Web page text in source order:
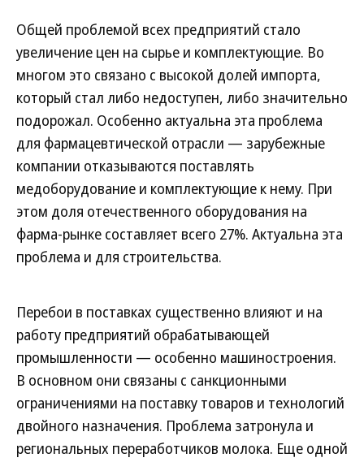
Общей проблемой всех предприятий стало
увеличение цен на сырье и комплектующие. Во
многом это связано с высокой долей импорта,
который стал либо недоступен, либо значительно
подорожал. Особенно актуальна эта проблема
для фармацевтической отрасли — зарубежные
компании отказываются поставлять
медоборудование и комплектующие к нему. При
этом доля отечественного оборудования на
фарма-рынке составляет всего 27%. Актуальна эта
проблема и для строительства.
Перебои в поставках существенно влияют и на
работу предприятий обрабатывающей
промышленности — особенно машиностроения.
В основном они связаны с санкционными
ограничениями на поставку товаров и технологий
двойного назначения. Проблема затронула и
региональных переработчиков молока. Еще одной